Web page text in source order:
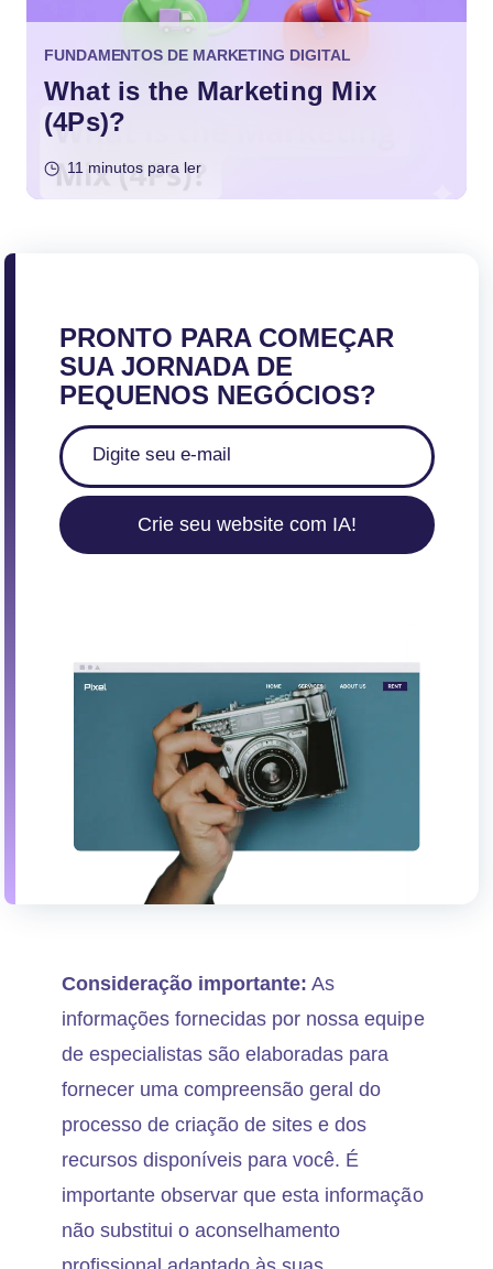
FUNDAMENTOS DE MARKETING DIGITAL
What is the Marketing Mix
(4Ps)?
11 minutos para ler
PRONTO PARA COMEÇAR
SUA JORNADA DE
PEQUENOS NEGÓCIOS?
Crie seu website com IA!
Consideração importante: As
informações fornecidas por nossa equipe
de especialistas são elaboradas para
fornecer uma compreensão geral do
processo de criação de sites e dos
recursos disponíveis para você. É
importante observar que esta informação
não substitui o aconselhamento